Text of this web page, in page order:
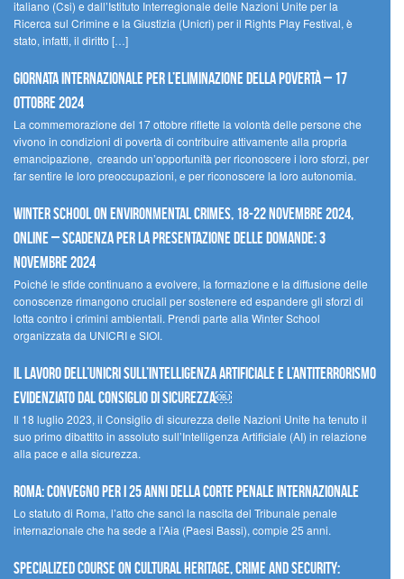
italiano (Csi) e dall’Istituto Interregionale delle Nazioni Unite per la
Ricerca sul Crimine e la Giustizia (Unicri) per il Rights Play Festival, è
stato, infatti, il diritto […]
Giornata internazionale per l’eliminazione della povertà – 17
ottobre 2024
La commemorazione del 17 ottobre riflette la volontà delle persone che
vivono in condizioni di povertà di contribuire attivamente alla propria
emancipazione, creando un’opportunità per riconoscere i loro sforzi, per
far sentire le loro preoccupazioni, e per riconoscere la loro autonomia.
Winter School on Environmental Crimes, 18-22 novembre 2024,
Online – Scadenza per la presentazione delle domande: 3
novembre 2024
Poiché le sfide continuano a evolvere, la formazione e la diffusione delle
conoscenze rimangono cruciali per sostenere ed espandere gli sforzi di
lotta contro i crimini ambientali. Prendi parte alla Winter School
organizzata da UNICRI e SIOI.
Il lavoro dell’UNICRI sull’intelligenza artificiale e l’antiterrorismo
evidenziato dal Consiglio di Sicurezza￼
Il 18 luglio 2023, il Consiglio di sicurezza delle Nazioni Unite ha tenuto il
suo primo dibattito in assoluto sull’Intelligenza Artificiale (AI) in relazione
alla pace e alla sicurezza.
Roma: convegno per i 25 anni della Corte penale internazionale
Lo statuto di Roma, l’atto che sancì la nascita del Tribunale penale
internazionale che ha sede a l’Aia (Paesi Bassi), compie 25 anni.
Specialized Course on Cultural Heritage, Crime and Security: